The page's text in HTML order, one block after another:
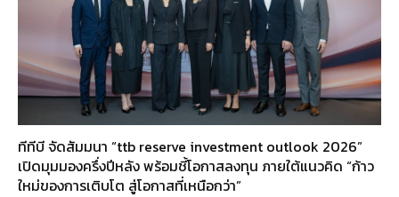
ทีทีบี จัดสัมมนา “ttb reserve investment outlook 2026”
เปิดมุมมองครึ่งปีหลัง พร้อมชี้โอกาสลงทุน ภายใต้แนวคิด “ก้าว
ใหม่ของการเติบโต สู่โอกาสที่เหนือกว่า”